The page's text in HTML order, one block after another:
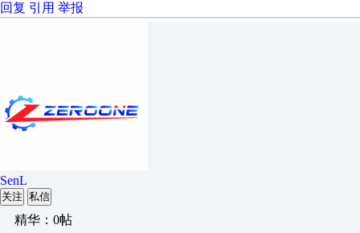
回复 引用 举报
SenL
关注 私信
精华：0帖